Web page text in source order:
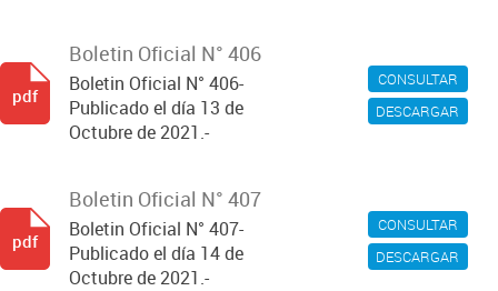
CONSULTAR
DESCARGAR
Boletin Oficial N° 406
Boletin Oficial N° 406-
Publicado el día 13 de
Octubre de 2021.-
pdf
CONSULTAR
DESCARGAR
Boletin Oficial N° 407
Boletin Oficial N° 407-
Publicado el día 14 de
Octubre de 2021.-
pdf